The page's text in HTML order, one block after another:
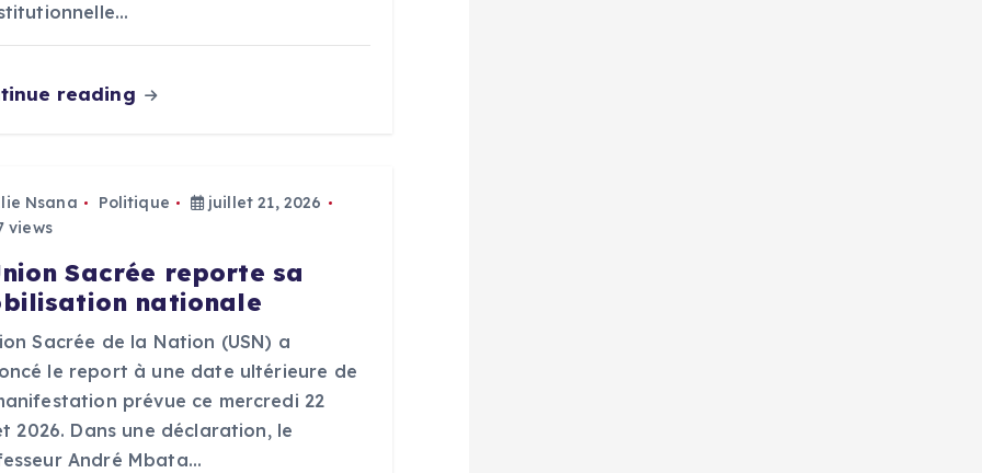
reading
Nsana Politique
juillet 21, 2026
views
Sacrée reporte sa
nationale
Sacrée de la Nation (USN) a
le report à une date ultérieure de
prévue ce mercredi 22
2026. Dans une déclaration, le
André Mbata…